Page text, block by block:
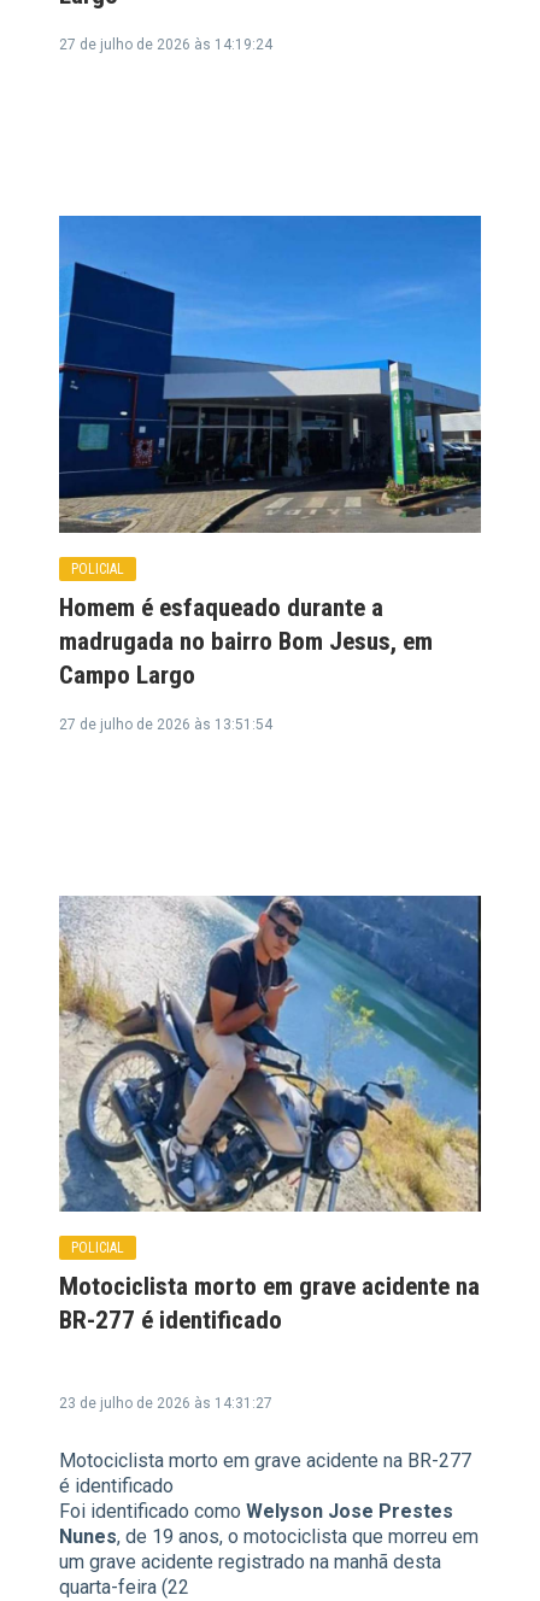
27 de julho de 2026 às 14:19:24
POLICIAL
Homem é esfaqueado durante a
madrugada no bairro Bom Jesus, em
Campo Largo
27 de julho de 2026 às 13:51:54
POLICIAL
Motociclista morto em grave acidente na
BR-277 é identificado
23 de julho de 2026 às 14:31:27
Motociclista morto em grave acidente na BR-277
é identificado
Foi identificado como Welyson Jose Prestes
Nunes, de 19 anos, o motociclista que morreu em
um grave acidente registrado na manhã desta
quarta-feira (22